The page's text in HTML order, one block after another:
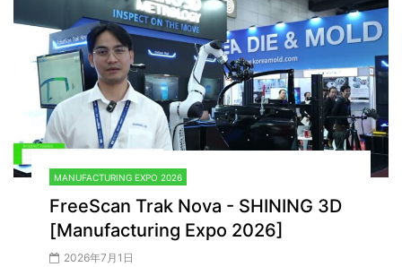
MANUFACTURING EXPO 2026
FreeScan Trak Nova - SHINING 3D
[Manufacturing Expo 2026]
2026年7月1日